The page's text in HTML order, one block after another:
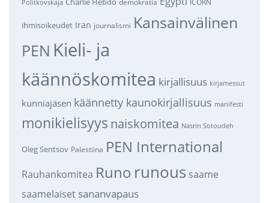
Politkovskaja
ihmisoikeudet Iran journalismi Kansainvälinen
PEN Kieli- ja
käännöskomitea kirjallisuus kirjamessut
kunniajäsen käännetty kaunokirjallisuus manifesti
monikielisyys naiskomitea Nasrin Sotoudeh
Oleg Sentsov Palestiina PEN International
Rauhankomitea Runo runous saame
saamelaiset sananvapaus